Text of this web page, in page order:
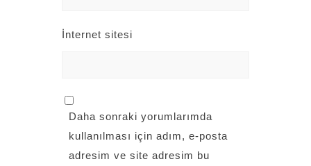
İnternet sitesi
Daha sonraki yorumlarımda
kullanılması için adım, e-posta
adresim ve site adresim bu